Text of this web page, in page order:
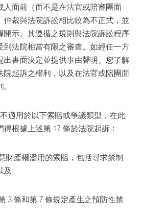
人面前（而不是在法官或陪審團面
仲裁與法院訴訟相比較為不正式，並
開示。其遵循之規則與法院訴訟程序
到法院相當有限之審查。如經任一方
出書面決定並提供事由聲明。您了解
院起訴之權利，以及在法官或陪團面
適用於以下索賠或爭議類型，在此
得根據上述第 17 條於法院起訴：
財產權濫用的索賠，包括尋求禁制
及
3 條和第 7 條規定產生之預防性禁